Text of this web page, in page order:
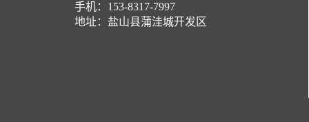
手机：153-8317-7997
地址：盐山县蒲洼城开发区